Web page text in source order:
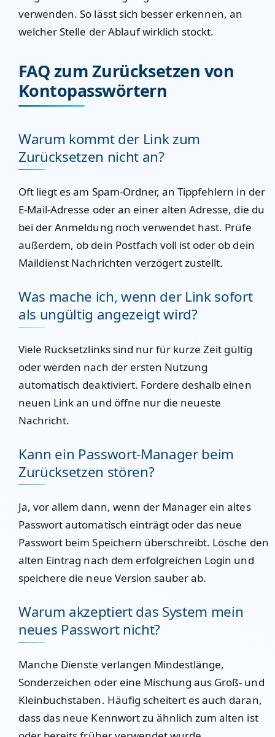
verwenden. So lässt sich besser erkennen, an
welcher Stelle der Ablauf wirklich stockt.
FAQ zum Zurücksetzen von
Kontopasswörtern
Warum kommt der Link zum
Zurücksetzen nicht an?
Oft liegt es am Spam-Ordner, an Tippfehlern in der
E-Mail-Adresse oder an einer alten Adresse, die du
bei der Anmeldung noch verwendet hast. Prüfe
außerdem, ob dein Postfach voll ist oder ob dein
Maildienst Nachrichten verzögert zustellt.
Was mache ich, wenn der Link sofort
als ungültig angezeigt wird?
Viele Rücksetzlinks sind nur für kurze Zeit gültig
oder werden nach der ersten Nutzung
automatisch deaktiviert. Fordere deshalb einen
neuen Link an und öffne nur die neueste
Nachricht.
Kann ein Passwort-Manager beim
Zurücksetzen stören?
Ja, vor allem dann, wenn der Manager ein altes
Passwort automatisch einträgt oder das neue
Passwort beim Speichern überschreibt. Lösche den
alten Eintrag nach dem erfolgreichen Login und
speichere die neue Version sauber ab.
Warum akzeptiert das System mein
neues Passwort nicht?
Manche Dienste verlangen Mindestlänge,
Sonderzeichen oder eine Mischung aus Groß- und
Kleinbuchstaben. Häufig scheitert es auch daran,
dass das neue Kennwort zu ähnlich zum alten ist